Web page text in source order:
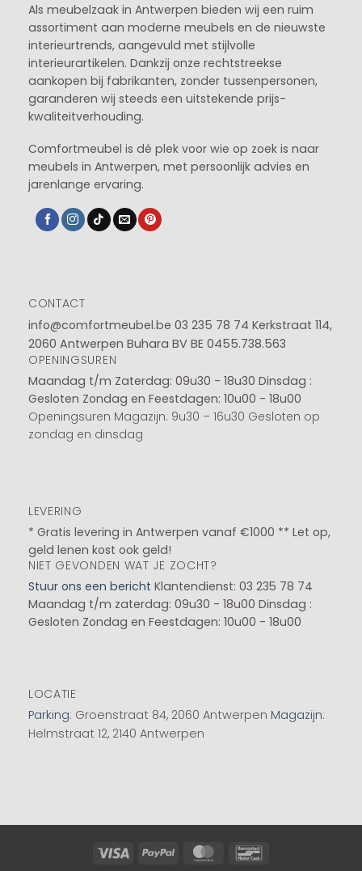
Als meubelzaak in Antwerpen bieden wij een ruim
assortiment aan moderne meubels en de nieuwste
interieurtrends, aangevuld met stijlvolle
interieurartikelen. Dankzij onze rechtstreekse
aankopen bij fabrikanten, zonder tussenpersonen,
garanderen wij steeds een uitstekende prijs-
kwaliteitverhouding.
Comfortmeubel is dé plek voor wie op zoek is naar
meubels in Antwerpen, met persoonlijk advies en
jarenlange ervaring.
CONTACT
info@comfortmeubel.be 03 235 78 74 Kerkstraat 114,
2060 Antwerpen Buhara BV BE 0455.738.563
OPENINGSUREN
Maandag t/m Zaterdag: 09u30 - 18u30 Dinsdag :
Gesloten Zondag en Feestdagen: 10u00 - 18u00
Openingsuren Magazijn: 9u30 – 16u30 Gesloten op
zondag en dinsdag
LEVERING
* Gratis levering in Antwerpen vanaf €1000 ** Let op,
geld lenen kost ook geld!
NIET GEVONDEN WAT JE ZOCHT?
Stuur ons een bericht Klantendienst: 03 235 78 74
Maandag t/m zaterdag: 09u30 - 18u00 Dinsdag :
Gesloten Zondag en Feestdagen: 10u00 - 18u00
LOCATIE
Parking: Groenstraat 84, 2060 Antwerpen Magazijn:
Helmstraat 12, 2140 Antwerpen
Visa PayPal MasterCard